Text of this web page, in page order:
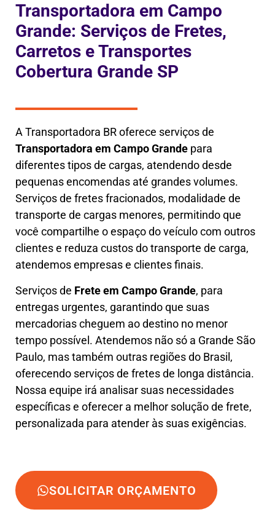
Transportadora em Campo
Grande: Serviços de Fretes,
Carretos e Transportes
Cobertura Grande SP
A Transportadora BR oferece serviços de
Transportadora em Campo Grande para
diferentes tipos de cargas, atendendo desde
pequenas encomendas até grandes volumes.
Serviços de fretes fracionados, modalidade de
transporte de cargas menores, permitindo que
você compartilhe o espaço do veículo com outros
clientes e reduza custos do transporte de carga,
atendemos empresas e clientes finais.
Serviços de Frete em Campo Grande, para
entregas urgentes, garantindo que suas
mercadorias cheguem ao destino no menor
tempo possível. Atendemos não só a Grande São
Paulo, mas também outras regiões do Brasil,
oferecendo serviços de fretes de longa distância.
Nossa equipe irá analisar suas necessidades
específicas e oferecer a melhor solução de frete,
personalizada para atender às suas exigências.
SOLICITAR ORÇAMENTO